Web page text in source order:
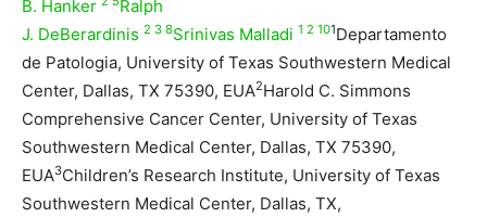
B. Hanker
Ralph
J. DeBerardinis 2 3 8Srinivas Malladi 1 2 101Departamento
de Patologia, University of Texas Southwestern Medical
Center, Dallas, TX 75390, EUA2Harold C. Simmons
Comprehensive Cancer Center, University of Texas
Southwestern Medical Center, Dallas, TX 75390,
EUA3Children’s Research Institute, University of Texas
Southwestern Medical Center, Dallas, TX,